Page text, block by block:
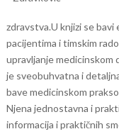
zdravstva.U knjizi se bavi
pacijentima i timskim
upravljanje medicinskom
je sveobuhvatna i
bave medicinskom
Njena jednostavna i
informacija i praktičnih